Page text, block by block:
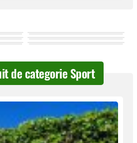
de categorie Sport